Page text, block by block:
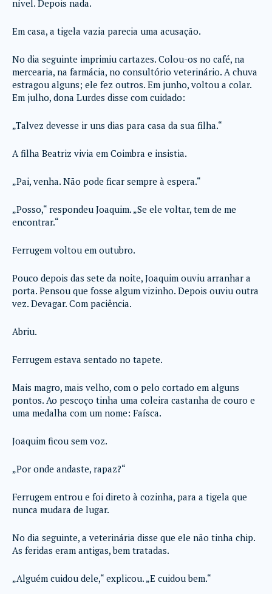
nível. Depois nada.
Em casa, a tigela vazia parecia uma acusação.
No dia seguinte imprimiu cartazes. Colou-os no café, na
mercearia, na farmácia, no consultório veterinário. A chuva
estragou alguns; ele fez outros. Em junho, voltou a colar.
Em julho, dona Lurdes disse com cuidado:
„Talvez devesse ir uns dias para casa da sua filha.“
A filha Beatriz vivia em Coimbra e insistia.
„Pai, venha. Não pode ficar sempre à espera.“
„Posso,“ respondeu Joaquim. „Se ele voltar, tem de me
encontrar.“
Ferrugem voltou em outubro.
Pouco depois das sete da noite, Joaquim ouviu arranhar a
porta. Pensou que fosse algum vizinho. Depois ouviu outra
vez. Devagar. Com paciência.
Abriu.
Ferrugem estava sentado no tapete.
Mais magro, mais velho, com o pelo cortado em alguns
pontos. Ao pescoço tinha uma coleira castanha de couro e
uma medalha com um nome: Faísca.
Joaquim ficou sem voz.
„Por onde andaste, rapaz?“
Ferrugem entrou e foi direto à cozinha, para a tigela que
nunca mudara de lugar.
No dia seguinte, a veterinária disse que ele não tinha chip.
As feridas eram antigas, bem tratadas.
„Alguém cuidou dele,“ explicou. „E cuidou bem.“